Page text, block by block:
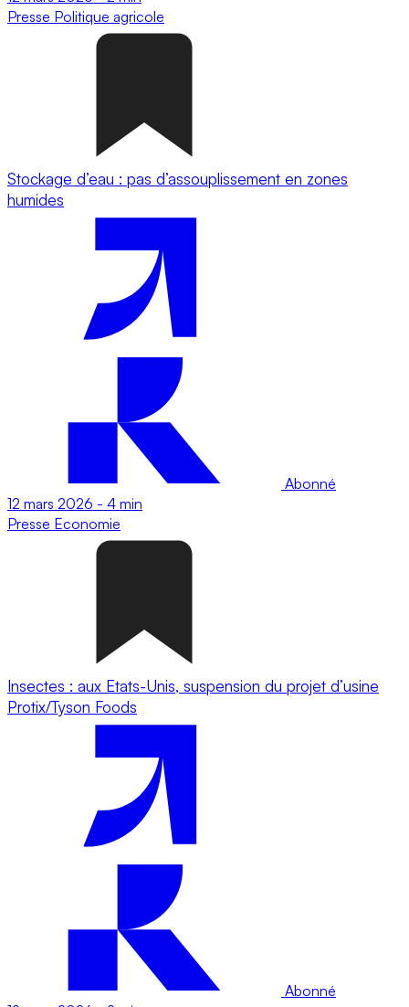
Presse Politique agricole
Stockage d’eau : pas d’assouplissement en zones
humides
Abonné
12 mars 2026 - 4 min
Presse Economie
Insectes : aux Etats-Unis, suspension du projet d’usine
Protix/Tyson Foods
Abonné